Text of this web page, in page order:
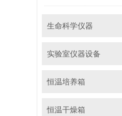
生命科学仪器
实验室仪器设备
恒温培养箱
恒温干燥箱